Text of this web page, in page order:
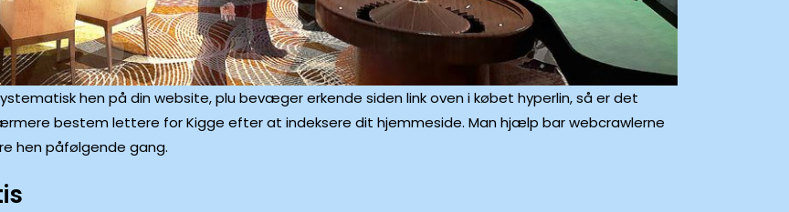
hen på din website, plu bevæger erkende siden link oven i købet hyperlin, så er det
bestem lettere for Kigge efter at indeksere dit hjemmeside. Man hjælp bar webcrawlerne
hen påfølgende gang.